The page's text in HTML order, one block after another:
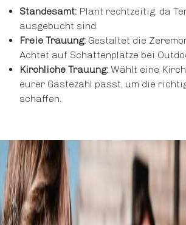
Standesamt: Plant rechtzeitig, da
ausgebucht sind.
Freie Trauung: Gestaltet die
Achtet auf Schattenplätze bei
Kirchliche Trauung: Wählt eine
eurer Gästezahl passt, um die
schaffen.